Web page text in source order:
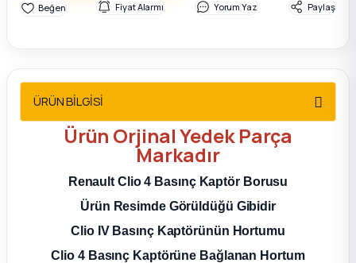
Sedan
Fiyat Alarmı Yorum Yaz Paylaş
ÜRÜN BİLGİSİ
Ürün Orjinal Yedek Parça
Markadır
Renault Clio 4 Basınç Kaptör Borusu
Ürün Resimde Görüldüğü Gibidir
Clio IV Basınç Kaptörünün Hortumu
Clio 4 Basınç Kaptörüne Bağlanan Hortum